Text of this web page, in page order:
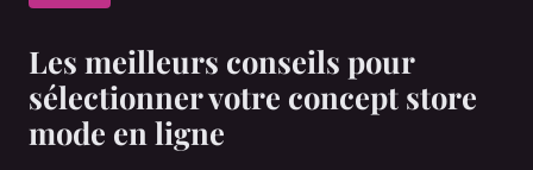
Les meilleurs conseils pour
sélectionner votre concept store
mode en ligne